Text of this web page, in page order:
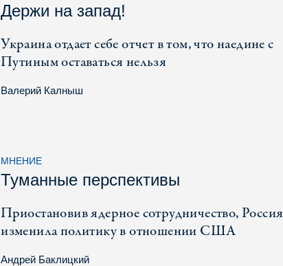
Держи на запад!
Украина отдает себе отчет в том, что наедине с
Путиным оставаться нельзя
Валерий Калныш
МНЕНИЕ
Туманные перспективы
Приостановив ядерное сотрудничество, Россия
изменила политику в отношении США
Андрей Баклицкий